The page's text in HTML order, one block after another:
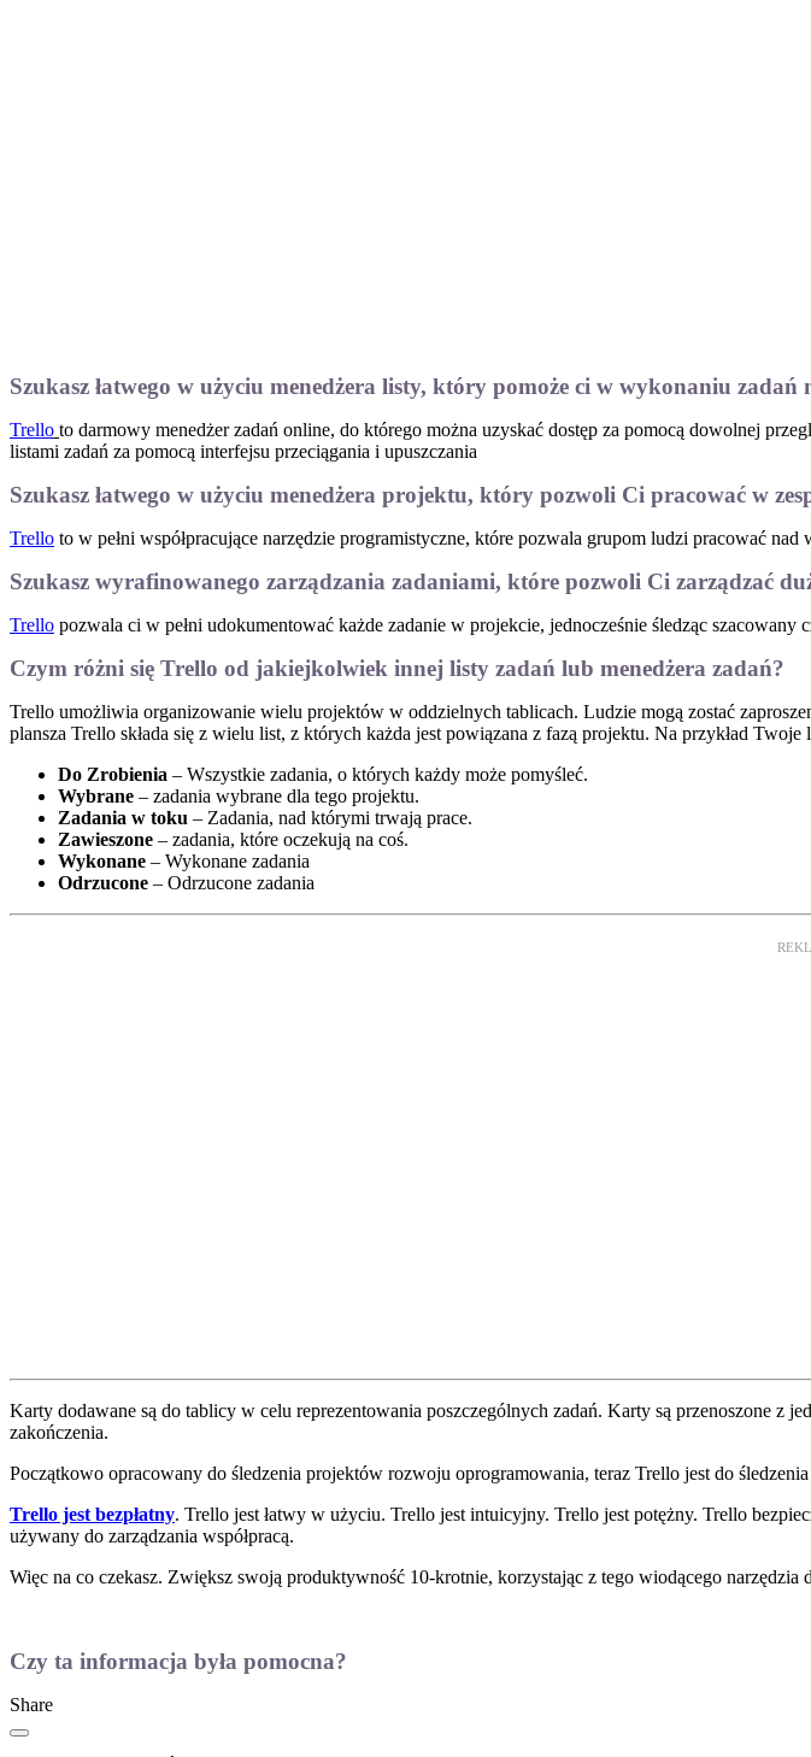
Szukasz łatwego w użyciu menedżera listy, który pomoże ci w wykonaniu
Trello to darmowy menedżer zadań online, do którego można uzyskać dostęp za pomocą dowolnej
listami zadań za pomocą interfejsu przeciągania i upuszczania
Szukasz łatwego w użyciu menedżera projektu, który pozwoli Ci pracować w
Trello to w pełni współpracujące narzędzie programistyczne, które pozwala grupom ludzi pracować
Szukasz wyrafinowanego zarządzania zadaniami, które pozwoli Ci zarządzać
Trello pozwala ci w pełni udokumentować każde zadanie w projekcie, jednocześnie śledząc szacowany
Czym różni się Trello od jakiejkolwiek innej listy zadań lub menedżera zadań?
Trello umożliwia organizowanie wielu projektów w oddzielnych tablicach. Ludzie mogą zostać
plansza Trello składa się z wielu list, z których każda jest powiązana z fazą projektu. Na przykład Twoje
Do Zrobienia – Wszystkie zadania, o których każdy może pomyśleć.
Wybrane – zadania wybrane dla tego projektu.
Zadania w toku – Zadania, nad którymi trwają prace.
Zawieszone – zadania, które oczekują na coś.
Wykonane – Wykonane zadania
Odrzucone – Odrzucone zadania
Karty dodawane są do tablicy w celu reprezentowania poszczególnych zadań. Karty są przenoszone z
zakończenia.
Początkowo opracowany do śledzenia projektów rozwoju oprogramowania, teraz Trello jest do
Trello jest bezpłatny. Trello jest łatwy w użyciu. Trello jest intuicyjny. Trello jest potężny. Trello
używany do zarządzania współpracą.
Więc na co czekasz. Zwiększ swoją produktywność 10-krotnie, korzystając z tego wiodącego narzędzia
Czy ta informacja była pomocna?
Share